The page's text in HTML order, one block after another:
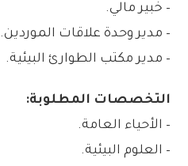
– خبير مالي.
– مدير وحدة علاقات الموردين.
– مدير مكتب الطوارئ البيئية.
التخصصات المطلوبة:
– الأحياء العامة.
– العلوم البيئية.